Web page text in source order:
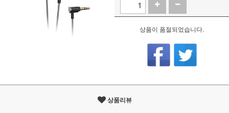
상품이 품절되었습니다.
상품리뷰